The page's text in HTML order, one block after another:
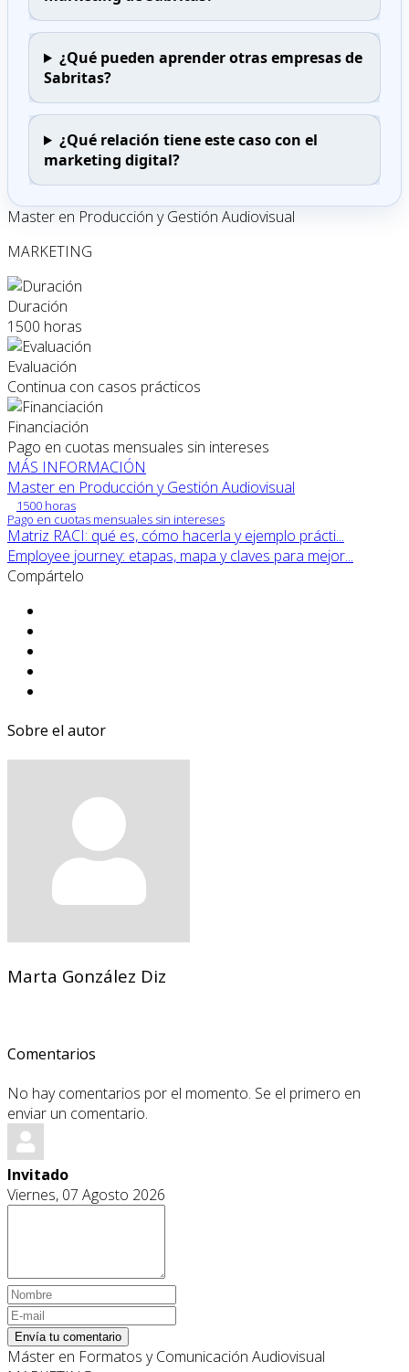
¿Qué pueden aprender otras empresas de
Sabritas?
¿Qué relación tiene este caso con el
marketing digital?
Master en Producción y Gestión Audiovisual
MARKETING
Duración
1500 horas
Evaluación
Continua con casos prácticos
Financiación
Pago en cuotas mensuales sin intereses
MÁS INFORMACIÓN
Master en Producción y Gestión Audiovisual
1500 horas
Pago en cuotas mensuales sin intereses
Matriz RACI: qué es, cómo hacerla y ejemplo prácti...
Employee journey: etapas, mapa y claves para mejor...
Compártelo
Sobre el autor
Marta González Diz
Comentarios
No hay comentarios por el momento. Se el primero en
enviar un comentario.
Invitado
Viernes, 07 Agosto 2026
Envía tu comentario
Máster en Formatos y Comunicación Audiovisual